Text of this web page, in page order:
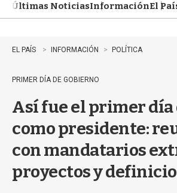
n
uÚltimas NoticiasInformaciónEl
EL PAÍS INFORMACIÓN POLÍTICA
PRIMER DÍA DE GOBIERNO
Así fue el primer día
como presidente:
con mandatarios
proyectos y